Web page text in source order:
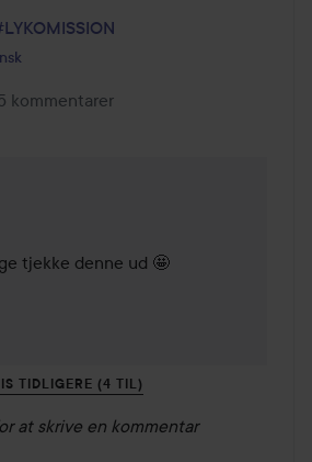
kommentarer
lades 1 år
tjekke denne ud 🤩
TIDLIGERE (4 TIL)
at skrive en kommentar